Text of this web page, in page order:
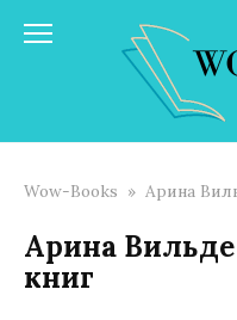
Wow-Books » Арина
Арина
книг